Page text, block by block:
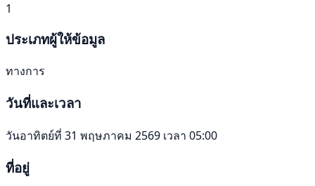
1
ประเภทผู้ให้ข้อมูล
ทางการ
วันที่และเวลา
วันอาทิตย์ที่ 31 พฤษภาคม 2569 เวลา 05:00
ที่อยู่